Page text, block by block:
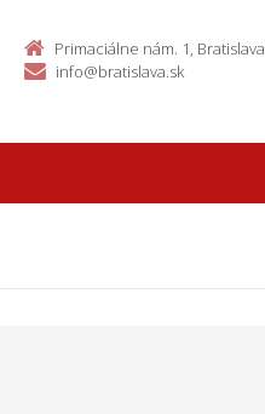
Primaciálne nám. 1, Bratislava
info@bratislava.sk